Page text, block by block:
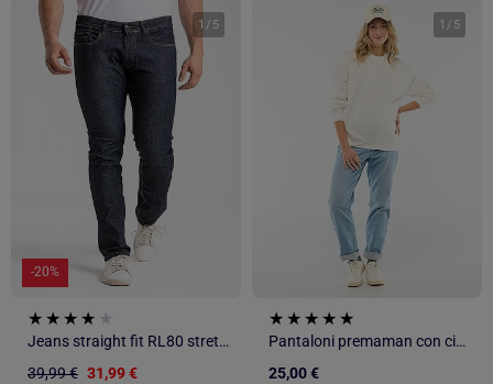
1 / 5
-20%
Jeans straight fit RL80 stretch Fibreflex® RA171AL
39,99 € 31,99 €
1 / 5
Pantaloni premaman con cintura elasticizzata
25,00 €